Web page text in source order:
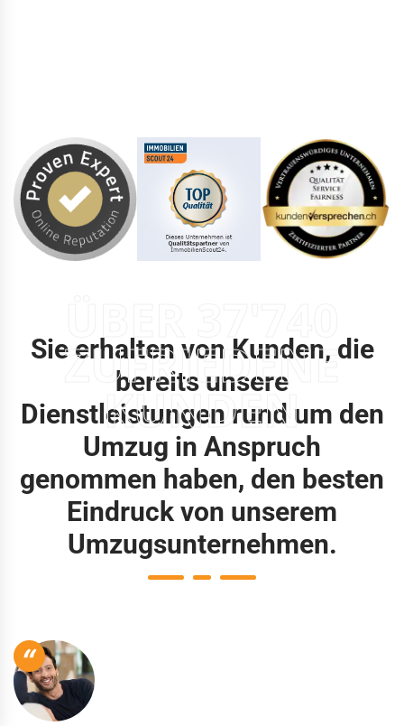
ZUFRIEDENE
KUNDEN
Sie erhalten von Kunden, die
bereits unsere
Dienstleistungen rund um den
Umzug in Anspruch
genommen haben, den besten
Eindruck von unserem
Umzugsunternehmen.
“